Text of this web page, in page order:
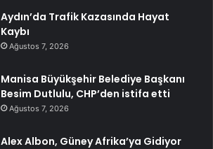
Aydın’da Trafik Kazasında Hayat
Kaybı
Ağustos 7, 2026
Manisa Büyükşehir Belediye Başkanı
Besim Dutlulu, CHP’den istifa etti
Ağustos 7, 2026
Alex Albon, Güney Afrika’ya Gidiyor